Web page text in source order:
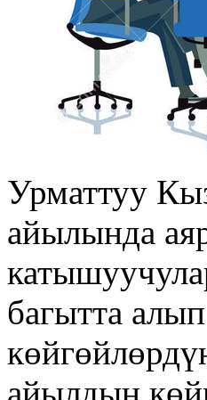
Урматтуу
айылында
багытта
айылдын